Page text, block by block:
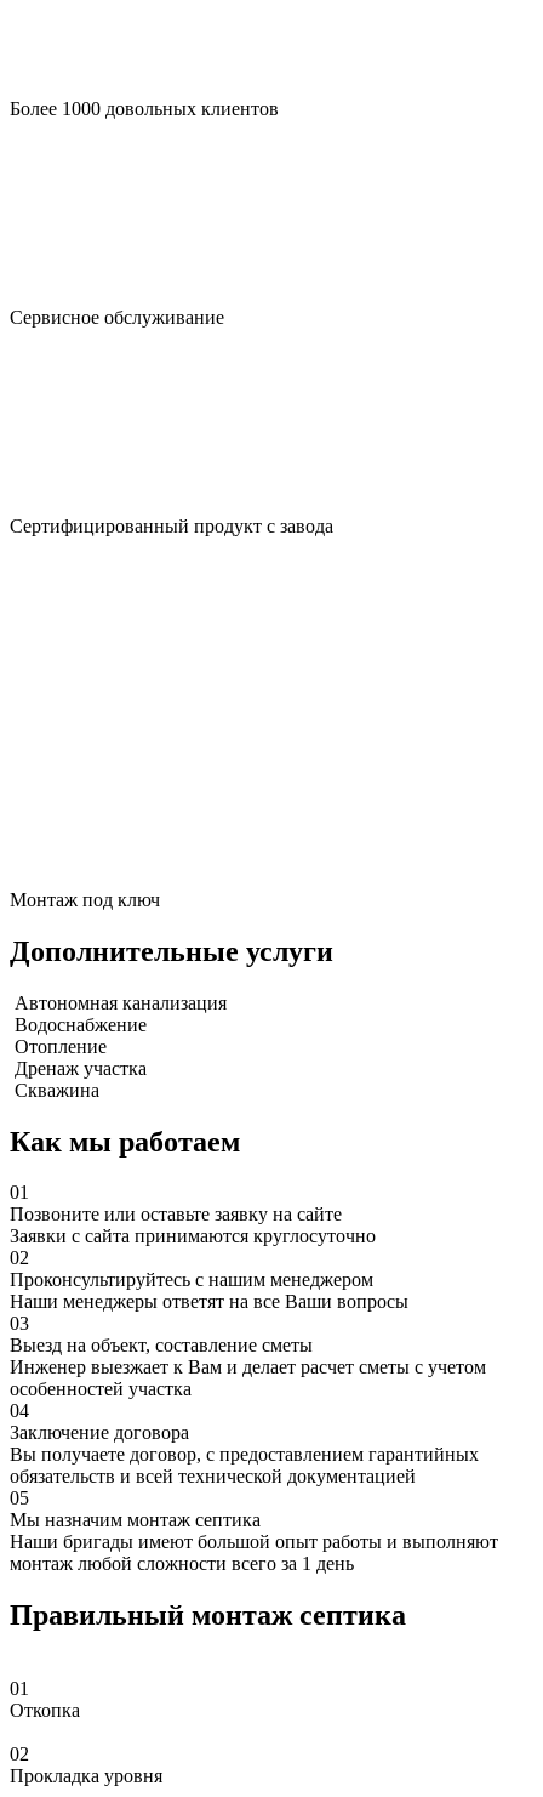
Более 1000 довольных клиентов
Сервисное обслуживание
Сертифицированный продукт с завода
Монтаж под ключ
Дополнительные услуги
Автономная канализация
Водоснабжение
Отопление
Дренаж участка
Скважина
Как мы работаем
01
Позвоните или оставьте заявку на сайте
Заявки с сайта принимаются круглосуточно
02
Проконсультируйтесь с нашим менеджером
Наши менеджеры ответят на все Ваши вопросы
03
Выезд на объект, составление сметы
Инженер выезжает к Вам и делает расчет сметы с учетом
особенностей участка
04
Заключение договора
Вы получаете договор, с предоставлением гарантийных
обязательств и всей технической документацией
05
Мы назначим монтаж септика
Наши бригады имеют большой опыт работы и выполняют
монтаж любой сложности всего за 1 день
Правильный монтаж септика
01
Откопка
02
Прокладка уровня